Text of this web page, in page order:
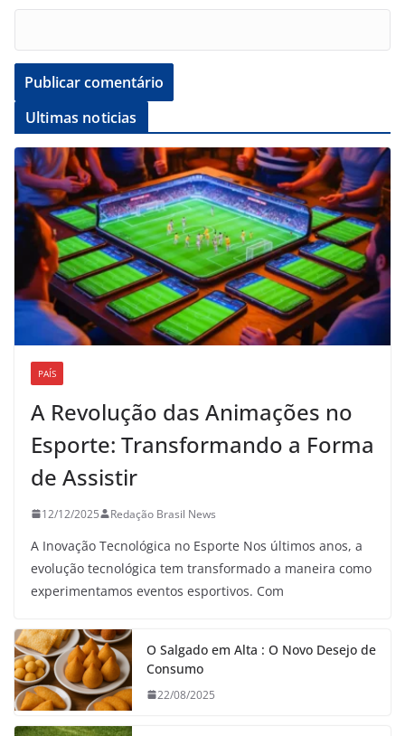
Ultimas noticias
PAÍS
A Revolução das Animações no
Esporte: Transformando a Forma
de Assistir
12/12/2025 Redação Brasil News
A Inovação Tecnológica no Esporte Nos últimos anos, a
evolução tecnológica tem transformado a maneira como
experimentamos eventos esportivos. Com
O Salgado em Alta : O Novo Desejo de
Consumo
22/08/2025